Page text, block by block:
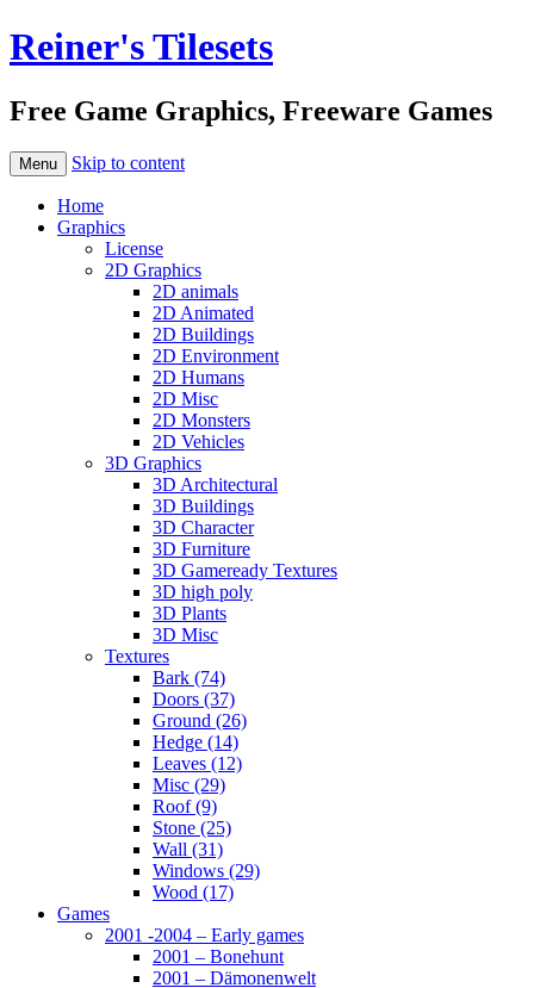
Reiner's Tilesets
Free Game Graphics, Freeware Games
Menu Skip to content
Home
Graphics
License
2D Graphics
2D animals
2D Animated
2D Buildings
2D Environment
2D Humans
2D Misc
2D Monsters
2D Vehicles
3D Graphics
3D Architectural
3D Buildings
3D Character
3D Furniture
3D Gameready Textures
3D high poly
3D Plants
3D Misc
Textures
Bark (74)
Doors (37)
Ground (26)
Hedge (14)
Leaves (12)
Misc (29)
Roof (9)
Stone (25)
Wall (31)
Windows (29)
Wood (17)
Games
2001 -2004 – Early games
2001 – Bonehunt
2001 – Dämonenwelt